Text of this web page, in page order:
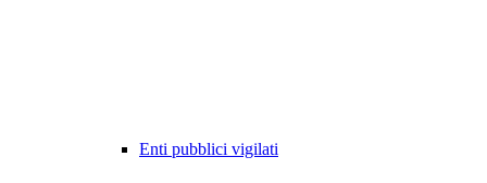
Enti pubblici vigilati